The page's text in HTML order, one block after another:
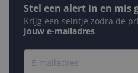
Stel een alert in en mis
Krijg een seintje zodra de
Jouw e-mailadres